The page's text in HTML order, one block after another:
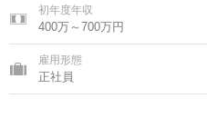
初年度年収
400万～700万円
雇用形態
正社員